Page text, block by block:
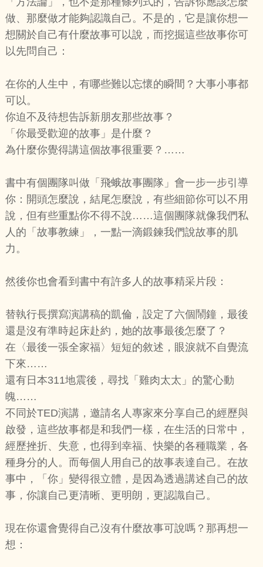
做、那麼做才能夠認識自己。不是的，它是讓你想一
想關於自己有什麼故事可以說，而挖掘這些故事你可
以先問自己：
在你的人生中，有哪些難以忘懷的瞬間？大事小事都
可以。
你迫不及待想告訴新朋友那些故事？
「你最受歡迎的故事」是什麼？
為什麼你覺得講這個故事很重要？……
書中有個團隊叫做「飛蛾故事團隊」會一步一步引導
你：開頭怎麼說，結尾怎麼說，有些細節你可以不用
說，但有些重點你不得不說……這個團隊就像我們私
人的「故事教練」，一點一滴鍛鍊我們說故事的肌
力。
然後你也會看到書中有許多人的故事精采片段：
替執行長撰寫演講稿的凱倫，設定了六個鬧鐘，最後
還是沒有準時起床赴約，她的故事最後怎麼了？
在〈最後一張全家福〉短短的敘述，眼淚就不自覺流
下來……
還有日本311地震後，尋找「雞肉太太」的驚心動
魄……
不同於TED演講，邀請名人專家來分享自己的經歷與
啟發，這些故事都是和我們一樣，在生活的日常中，
經歷挫折、失意，也得到幸福、快樂的各種職業，各
種身分的人。而每個人用自己的故事表達自己。在故
事中，「你」變得很立體，是因為透過講述自己的故
事，你讓自己更清晰、更明朗，更認識自己。
現在你還會覺得自己沒有什麼故事可說嗎？那再想一
想：